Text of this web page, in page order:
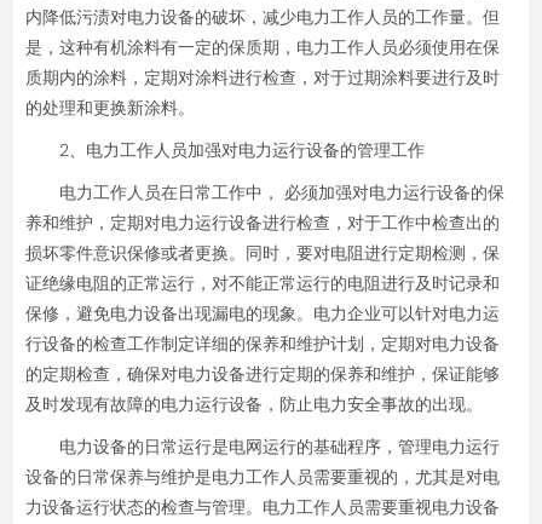
内降低污渍对电力设备的破坏，减少电力工作人员的工作量。但
是，这种有机涂料有一定的保质期，电力工作人员必须使用在保
质期内的涂料，定期对涂料进行检查，对于过期涂料要进行及时
的处理和更换新涂料。
2、电力工作人员加强对电力运行设备的管理工作
电力工作人员在日常工作中， 必须加强对电力运行设备的保
养和维护，定期对电力运行设备进行检查，对于工作中检查出的
损坏零件意识保修或者更换。同时，要对电阻进行定期检测，保
证绝缘电阻的正常运行，对不能正常运行的电阻进行及时记录和
保修，避免电力设备出现漏电的现象。电力企业可以针对电力运
行设备的检查工作制定详细的保养和维护计划，定期对电力设备
的定期检查，确保对电力设备进行定期的保养和维护，保证能够
及时发现有故障的电力运行设备，防止电力安全事故的出现。
电力设备的日常运行是电网运行的基础程序，管理电力运行
设备的日常保养与维护是电力工作人员需要重视的，尤其是对电
力设备运行状态的检查与管理。电力工作人员需要重视电力设备